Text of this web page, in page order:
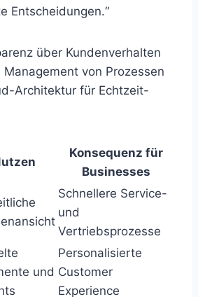
Entscheidungen.“
über Kundenverhalten
Management von Prozessen
Architektur für Echtzeit-
Konsequenz für
Businesses
Schnellere Service-
und
Vertriebsprozesse
und
Personalisierte
Customer
Experience